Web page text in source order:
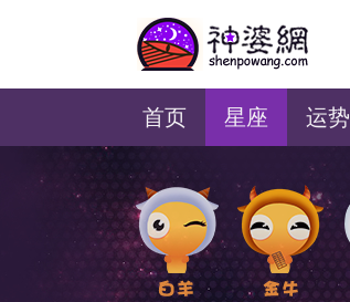
首页 星座 运势